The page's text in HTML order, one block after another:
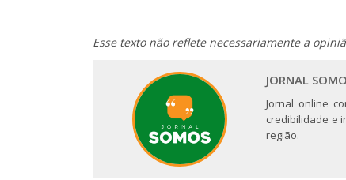
Esse texto não reflete necessariamente a
JORNAL
Jornal online
credibilidade e
região.